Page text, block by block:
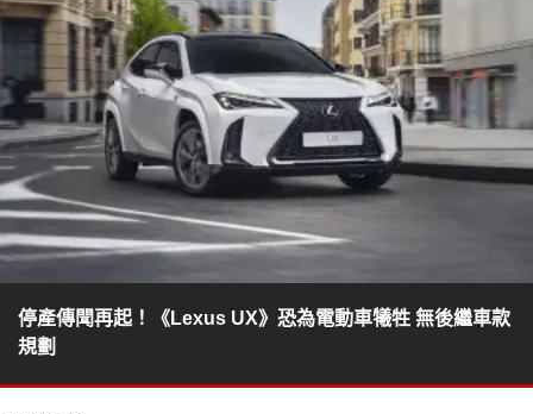
停產傳聞再起！《Lexus UX》恐為電動車犧牲 無後繼車款
規劃